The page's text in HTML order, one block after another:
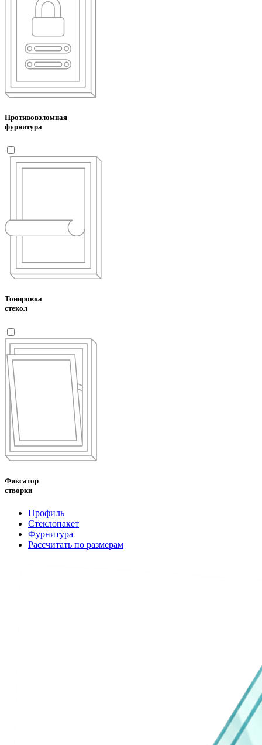
Противовзломная
фурнитура
Тонировка
стекол
Фиксатор
створки
Профиль
Стеклопакет
Фурнитура
Рассчитать по размерам